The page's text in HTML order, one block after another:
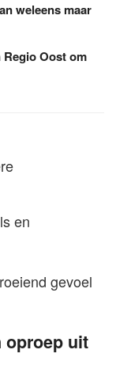
weleens maar
Oost om
en
gevoel
oproep uit